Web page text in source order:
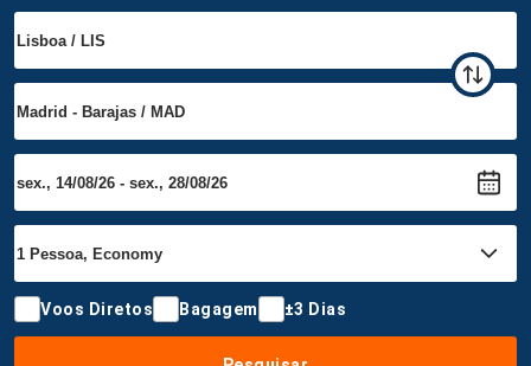
Voos Diretos Bagagem ±3 Dias